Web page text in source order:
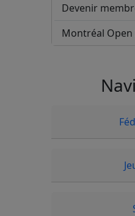
Devenir
Montréal Open